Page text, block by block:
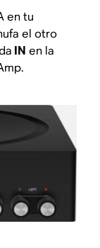
en tu
el otro
IN en la